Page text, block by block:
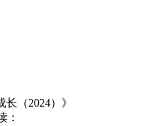
（2024）》
：